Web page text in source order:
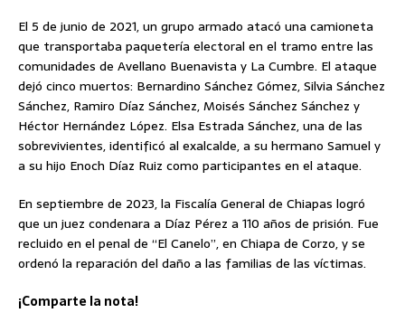
El 5 de junio de 2021, un grupo armado atacó una camioneta
que transportaba paquetería electoral en el tramo entre las
comunidades de Avellano Buenavista y La Cumbre. El ataque
dejó cinco muertos: Bernardino Sánchez Gómez, Silvia Sánchez
Sánchez, Ramiro Díaz Sánchez, Moisés Sánchez Sánchez y
Héctor Hernández López. Elsa Estrada Sánchez, una de las
sobrevivientes, identificó al exalcalde, a su hermano Samuel y
a su hijo Enoch Díaz Ruiz como participantes en el ataque.
En septiembre de 2023, la Fiscalía General de Chiapas logró
que un juez condenara a Díaz Pérez a 110 años de prisión. Fue
recluido en el penal de “El Canelo”, en Chiapa de Corzo, y se
ordenó la reparación del daño a las familias de las víctimas.
¡Comparte la nota!